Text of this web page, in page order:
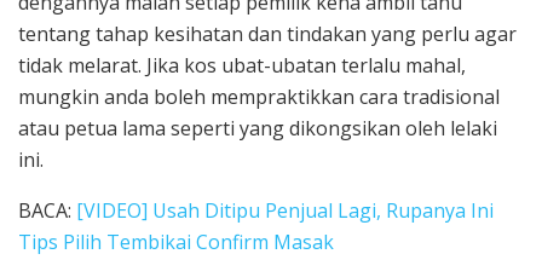
tentang tahap kesihatan dan tindakan yang perlu agar
tidak melarat. Jika kos ubat-ubatan terlalu mahal,
mungkin anda boleh mempraktikkan cara tradisional
atau petua lama seperti yang dikongsikan oleh lelaki
ini.
BACA: [VIDEO] Usah Ditipu Penjual Lagi, Rupanya Ini
Tips Pilih Tembikai Confirm Masak